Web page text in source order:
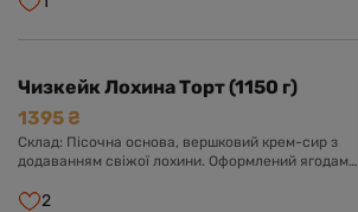
Чизкейк Лохина Торт (1150 г)
1395 ₴
Склад: Пісочна основа, вершковий крем-сир з
додаванням свіжої лохини. Оформлений ягодами
2